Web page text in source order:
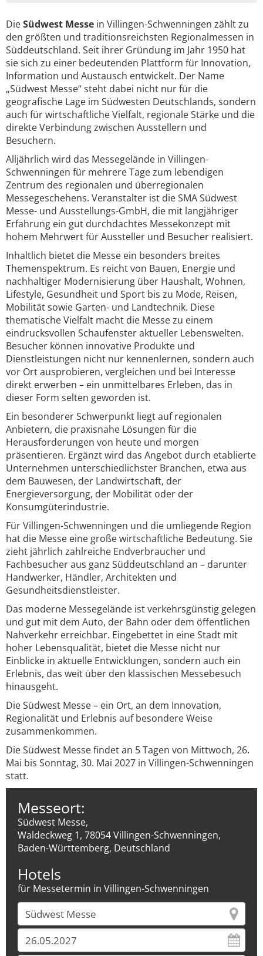
DieSüdwest Messe in Villingen-Schwenningen zählt zu
den größten und traditionsreichsten Regionalmessen in
Süddeutschland. Seit ihrer Gründung im Jahr 1950 hat
sie sich zu einer bedeutenden Plattform für Innovation,
Information und Austausch entwickelt. Der Name
„Südwest Messe“ steht dabei nicht nur für die
geografische Lage im Südwesten Deutschlands, sondern
auch für wirtschaftliche Vielfalt, regionale Stärke und die
direkte Verbindung zwischen Ausstellern und
Besuchern.
Alljährlich wird das Messegelände in Villingen-
Schwenningen für mehrere Tage zum lebendigen
Zentrum des regionalen und überregionalen
Messegeschehens. Veranstalter ist die SMA Südwest
Messe- und Ausstellungs-GmbH, die mit langjähriger
Erfahrung ein gut durchdachtes Messekonzept mit
hohem Mehrwert für Aussteller und Besucher realisiert.
Inhaltlich bietet die Messe ein besonders breites
Themenspektrum. Es reicht von Bauen, Energie und
nachhaltiger Modernisierung über Haushalt, Wohnen,
Lifestyle, Gesundheit und Sport bis zu Mode, Reisen,
Mobilität sowie Garten- und Landtechnik. Diese
thematische Vielfalt macht die Messe zu einem
eindrucksvollen Schaufenster aktueller Lebenswelten.
Besucher können innovative Produkte und
Dienstleistungen nicht nur kennenlernen, sondern auch
vor Ort ausprobieren, vergleichen und bei Interesse
direkt erwerben – ein unmittelbares Erleben, das in
dieser Form selten geworden ist.
Ein besonderer Schwerpunkt liegt auf regionalen
Anbietern, die praxisnahe Lösungen für die
Herausforderungen von heute und morgen
präsentieren. Ergänzt wird das Angebot durch etablierte
Unternehmen unterschiedlichster Branchen, etwa aus
dem Bauwesen, der Landwirtschaft, der
Energieversorgung, der Mobilität oder der
Konsumgüterindustrie.
Für Villingen-Schwenningen und die umliegende Region
hat die Messe eine große wirtschaftliche Bedeutung. Sie
zieht jährlich zahlreiche Endverbraucher und
Fachbesucher aus ganz Süddeutschland an – darunter
Handwerker, Händler, Architekten und
Gesundheitsdienstleister.
Das moderne Messegelände ist verkehrsgünstig gelegen
und gut mit dem Auto, der Bahn oder dem öffentlichen
Nahverkehr erreichbar. Eingebettet in eine Stadt mit
hoher Lebensqualität, bietet die Messe nicht nur
Einblicke in aktuelle Entwicklungen, sondern auch ein
Erlebnis, das weit über den klassischen Messebesuch
hinausgeht.
Die Südwest Messe – ein Ort, an dem Innovation,
Regionalität und Erlebnis auf besondere Weise
zusammenkommen.
Die Südwest Messe findet an 5 Tagen von Mittwoch, 26.
Mai bis Sonntag, 30. Mai 2027 in Villingen-Schwenningen
statt.
Messeort:
Südwest Messe,
Waldeckweg 1, 78054 Villingen-Schwenningen,
Baden-Württemberg, Deutschland
Hotels
für Messetermin in Villingen-Schwenningen